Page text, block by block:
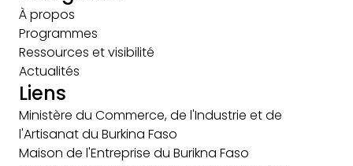
À propos
Programmes
Ressources et visibilité
Actualités
Liens
Ministère du Commerce, de l'Industrie et de
l'Artisanat du Burkina Faso
Maison de l'Entreprise du Burikna Faso